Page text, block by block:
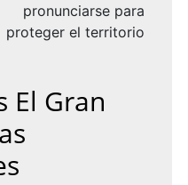
pronunciarse para
proteger el territorio
El Gran